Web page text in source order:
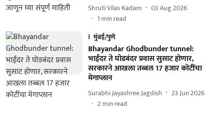
Shruti Vilas Kadam
03 Aug 2026
1 min read
मुंबई/पुणे
Bhayandar Ghodbunder tunnel:
भाईंदर ते घोडबंदर प्रवास सुसाट होणार,
सरकारने आखला तब्बल 17 हजार कोटींचा
मेगाप्लान
Surabhi Jayashree Jagdish
23 Jun 2026
2min read